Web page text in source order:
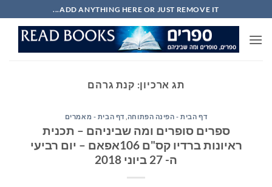
to
content
ADD ANYTHING HERE OR JUST REMOVE IT...
תג ארכיון: קנת גרהם
דף הבית - הפינה הפתוחה דף הבית - מאמרים
ספרים סופרים ומה שביניהם – תכנית
ראיונות ברדיו קס"ם 106אפאם – יום רביעי
ה- 27 ביוני 2018